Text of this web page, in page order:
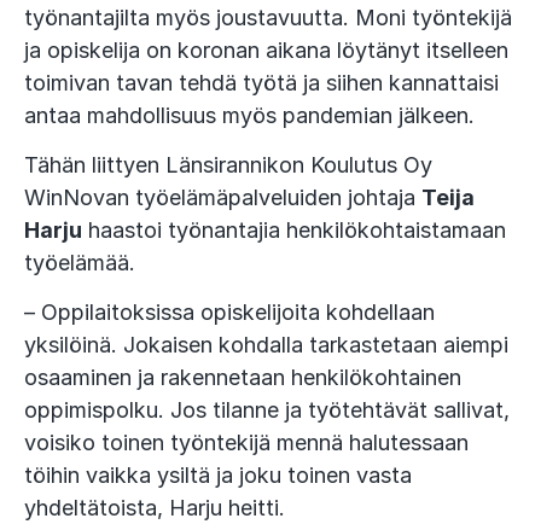
työnantajilta myös joustavuutta. Moni työntekijä
ja opiskelija on koronan aikana löytänyt itselleen
toimivan tavan tehdä työtä ja siihen kannattaisi
antaa mahdollisuus myös pandemian jälkeen.
Tähän liittyen Länsirannikon Koulutus Oy
WinNovan työelämäpalveluiden johtaja Teija
Harju haastoi työnantajia henkilökohtaistamaan
työelämää.
– Oppilaitoksissa opiskelijoita kohdellaan
yksilöinä. Jokaisen kohdalla tarkastetaan aiempi
osaaminen ja rakennetaan henkilökohtainen
oppimispolku. Jos tilanne ja työtehtävät sallivat,
voisiko toinen työntekijä mennä halutessaan
töihin vaikka ysiltä ja joku toinen vasta
yhdeltätoista, Harju heitti.